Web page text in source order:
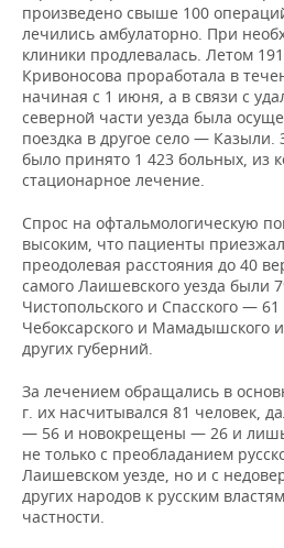
произведено свыше 100
лечились амбулаторно. При
клиники продлевалась. Летом
Кривоносова проработала в
начиная с 1 июня, а в связи с
северной части уезда была
поездка в другое село — Казыли.
было принято 1 423 больных, из
стационарное лечение.
Спрос на офтальмологическую
высоким, что пациенты
преодолевая расстояния до 40
самого Лаишевского уезда были
Чистопольского и Спасского —
Чебоксарского и Мамадышского
других губерний.
За лечением обращались в
г. их насчитывался 81 человек,
— 56 и новокрещены — 26 и
не только с преобладанием
Лаишевском уезде, но и с
других народов к русским
частности.